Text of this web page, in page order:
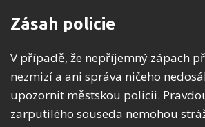
Zásah policie
V případě, že nepříjemný zápach
nezmizí a ani správa ničeho
upozornit městskou policii.
zarputilého souseda nemohou